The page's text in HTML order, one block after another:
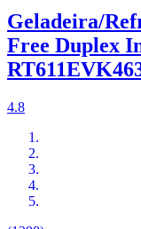
Geladeira/
Free Duplex
4.8